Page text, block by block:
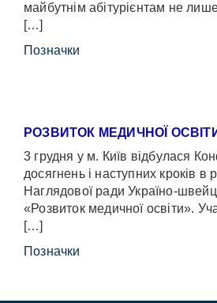
майбутнім абітурієнтам не
[…]
Позначки
РОЗВИТОК МЕДИЧНОЇ
3 грудня у м. Київ відбулася
досягнень і наступних кроків в
Наглядової ради Україно-
«Розвиток медичної освіти».
[…]
Позначки